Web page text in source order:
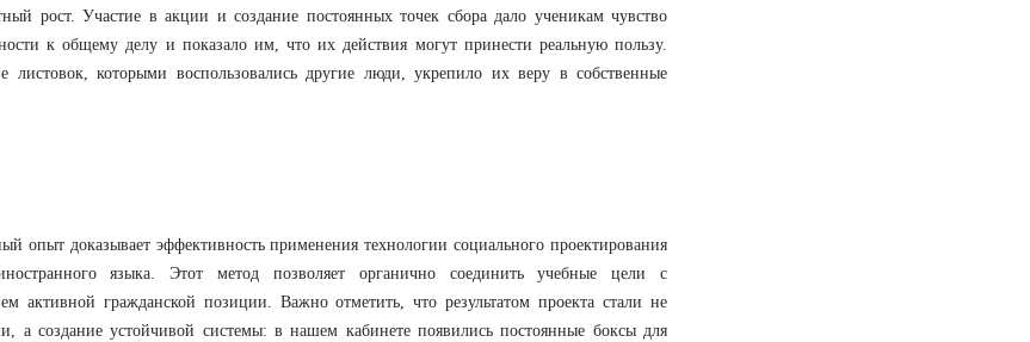
рост. Участие в акции и создание постоянных точек сбора дало ученикам чувство
к общему делу и показало им, что их действия могут принести реальную пользу.
листовок, которыми воспользовались другие люди, укрепило их веру в собственные
опыт доказывает эффективность применения технологии социального проектирования
языка. Этот метод позволяет органично соединить учебные цели с
активной гражданской позиции. Важно отметить, что результатом проекта стали не
а создание устойчивой системы: в нашем кабинете появились постоянные боксы для